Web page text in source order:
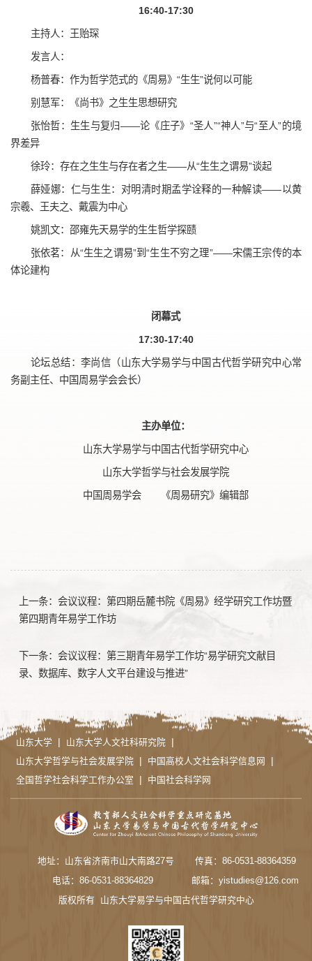
16:40-17:30
主持人：王贻琛
发言人：
杨普春：作为哲学范式的《周易》“生生”说何以可能
别慧军：《尚书》之生生思想研究
张怡哲：生生与复归——论《庄子》“圣人”“神人”与“至人”的境
界差异
徐玲：存在之生生与存在者之生——从“生生之谓易”谈起
薛娅娜：仁与生生：对明清时期孟学诠释的一种解读——以黄
宗羲、王夫之、戴震为中心
姚凯文：邵雍先天易学的生生哲学探赜
张依茗：从“生生之谓易”到“生生不穷之理”——宋儒王宗传的本
体论建构
闭幕式
17:30-17:40
论坛总结：李尚信（山东大学易学与中国古代哲学研究中心常
务副主任、中国周易学会会长）
主办单位：
山东大学易学与中国古代哲学研究中心
山东大学哲学与社会发展学院
中国周易学会 《周易研究》编辑部
上一条： 会议议程：第四期岳麓书院《周易》经学研究工作坊暨
第四期青年易学工作坊
下一条： 会议议程：第三期青年易学工作坊“易学研究文献目
录、数据库、数字人文平台建设与推进”
山东大学 | 山东大学人文社科研究院 |
山东大学哲学与社会发展学院 | 中国高校人文社会科学信息网 |
全国哲学社会科学工作办公室 | 中国社会科学网
地址：山东省济南市山大南路27号
传真：86-0531-88364359
电话：86-0531-88364829
邮箱：yistudies@126.com
版权所有 山东大学易学与中国古代哲学研究中心